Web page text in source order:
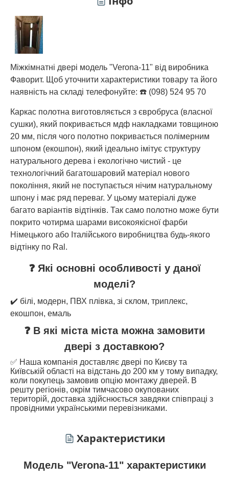
Міжкімнатні двері модель "Verona-11" від виробника
Фаворит. Щоб уточнити характеристики товару та його
наявність на складі телефонуйте: ☎️ (098) 524 95 70
Каркас полотна виготовляється з євробруса (власної
сушки), який покривається мдф накладками товщиною
20 мм, після чого полотно покривається полімерним
шпоном (екошпон), який ідеально імітує структуру
натурального дерева і екологічно чистий - це
технологічний багатошаровий матеріал нового
покоління, який не поступається нічим натуральному
шпону і має ряд переваг. У цьому матеріалі дуже
багато варіантів відтінків. Так само полотно може бути
покрито чотирма шарами високоякісної фарби
Німецького або Італійського виробництва будь-якого
відтінку по Ral.
❓ Які основні особливості у даної
моделі?
✔️ білі, модерн, ПВХ плівка, зі склом, триплекс,
екошпон, емаль
❓ В які міста міста можна замовити
двері з доставкою?
✅ Наша компанія доставляє двері по Києву та
Київській області на відстань до 200 км у тому випадку,
коли покупець замовив опцію монтажу дверей. В
решту регіонів, окрім тимчасово окупованих
територій, доставка здійснюється завдяки співпраці з
провідними українськими перевізниками.
Характеристики
Модель "Verona-11" характеристики